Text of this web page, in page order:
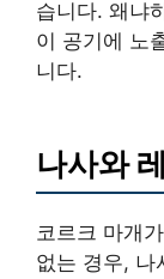
습니다. 왜냐
이 공기에 노
니다.
나사와
코르크 마개
없는 경우, 나